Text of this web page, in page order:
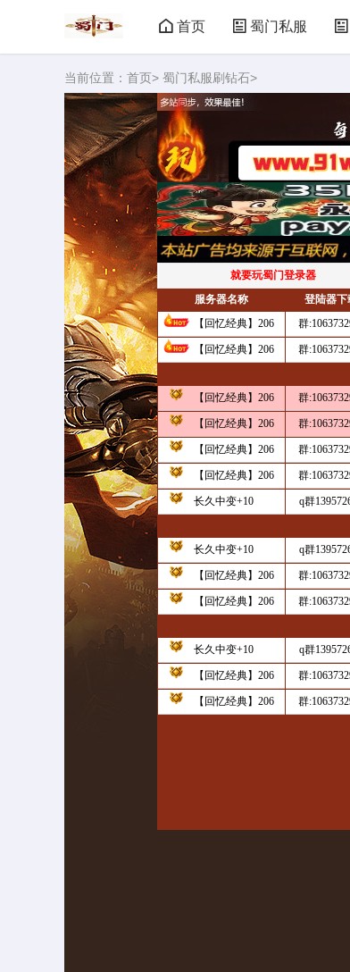
首页 蜀门私服
当前位置： 首页> 蜀门私服刷钻石>